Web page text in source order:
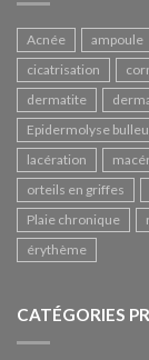
Acnée ampoule
cicatrisation
dermatite
Epidermolyse
lacération
orteils en griffes
Plaie chronique
érythème
CATÉGORIES